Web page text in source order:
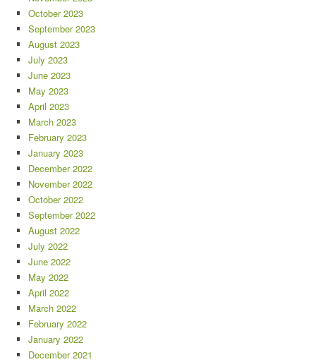
October 2023
September 2023
August 2023
July 2023
June 2023
May 2023
April 2023
March 2023
February 2023
January 2023
December 2022
November 2022
October 2022
September 2022
August 2022
July 2022
June 2022
May 2022
April 2022
March 2022
February 2022
January 2022
December 2021